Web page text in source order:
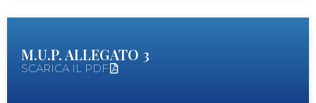
M.U.P. ALLEGATO 3
SCARICA IL PDF